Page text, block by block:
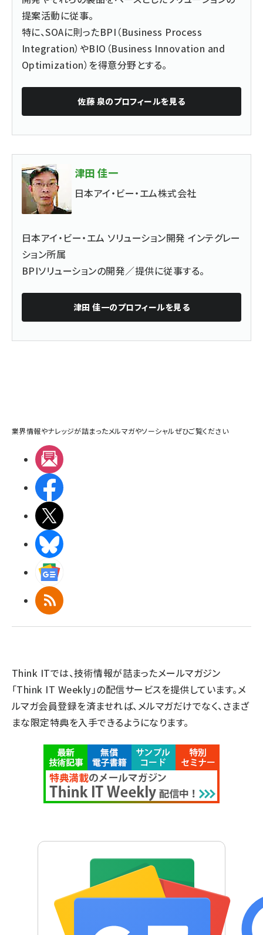
提案活動に従事。
特に、SOAに則ったBPI（Business Process
Integration）やBIO（Business Innovation and
Optimization）を得意分野とする。
佐藤 泉のプロフィールを見る
津田 佳一
日本アイ・ビー・エム株式会社
日本アイ・ビー・エム ソリューション開発 インテグレー
ション所属
BPIソリューションの開発／提供に従事する。
津田 佳一のプロフィールを見る
業界情報やナレッジが詰まったメルマガやソーシャルぜひご覧ください
RSS
Think ITでは、技術情報が詰まったメールマガジン
「Think IT Weekly」の配信サービスを提供しています。メ
ルマガ会員登録を済ませれば、メルマガだけでなく、さまざ
まな限定特典を入手できるようになります。